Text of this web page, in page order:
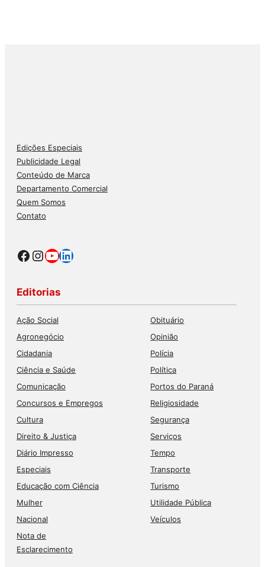
Edições Especiais
Publicidade Legal
Conteúdo de Marca
Departamento Comercial
Quem Somos
Contato
Facebook
Instagram
Youtube
LinkedIn
Editorias
Ação Social
Agronegócio
Cidadania
Ciência e Saúde
Comunicação
Concursos e Empregos
Cultura
Direito & Justiça
Diário Impresso
Especiais
Educação com Ciência
Mulher
Nacional
Nota de
Esclarecimento
Obituário
Opinião
Polícia
Política
Portos do Paraná
Religiosidade
Segurança
Serviços
Tempo
Transporte
Turismo
Utilidade Pública
Veículos